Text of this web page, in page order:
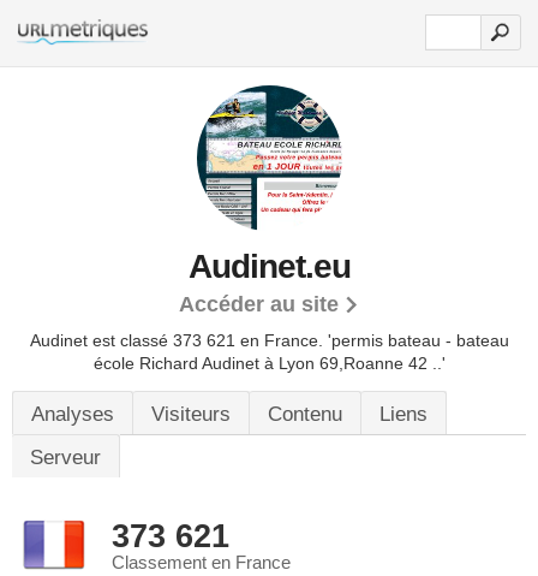
Audinet.eu
Accéder au site
Audinet est classé 373 621 en France. 'permis bateau - bateau
école Richard Audinet à Lyon 69,Roanne 42 ..'
Analyses Visiteurs Contenu
Liens
Serveur
373 621
Classement en France